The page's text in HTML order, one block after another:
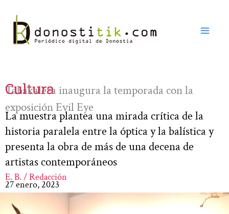
contenido
Cultura
Tabakalera inaugura la temporada con la
exposición Evil Eye
La muestra plantea una mirada crítica de la
historia paralela entre la óptica y la balística y
presenta la obra de más de una decena de
artistas contemporáneos
E. B. / Redacción
27 enero, 2023